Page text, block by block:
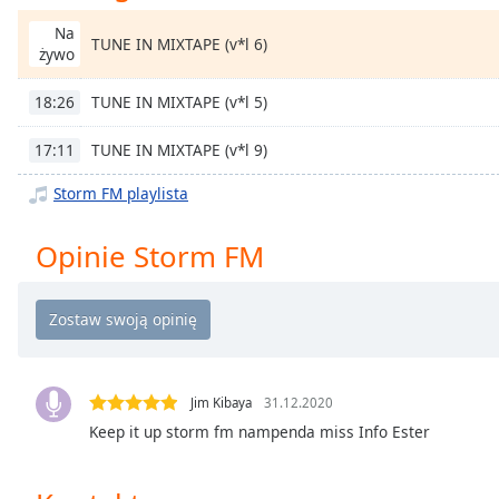
Chapters
Chapters
descriptions
off ,
selected
subtitles
opens
subtitles
dialog
subtitles
Na
żywo
TUNE IN MIXTAPE (v*l 6)
18:26 TUNE IN MIXTAPE (v*l 5)
17:11 TUNE IN MIXTAPE (v*l 9)
Storm FM playlista
Opinie Storm FM
Jim Kibaya 31.12.2020
Keep it up storm fm nampenda miss Info Ester